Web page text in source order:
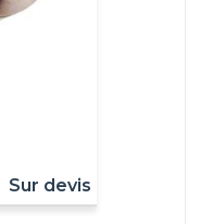
Sur devis